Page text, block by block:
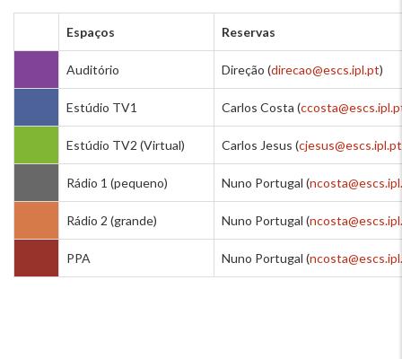
Espaços Reservas
Auditório Direção (direcao@escs.ipl.pt)
Estúdio TV1 Carlos Costa (
Estúdio TV2 (Virtual) Carlos Jesus (cjesus@escs.ipl.pt
Rádio 1 (pequeno) Nuno Portugal (
Rádio 2 (grande) Nuno Portugal (
PPA Nuno Portugal (